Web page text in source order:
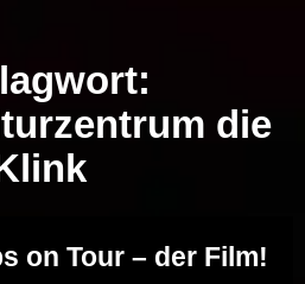
die
on Tour – der Film!